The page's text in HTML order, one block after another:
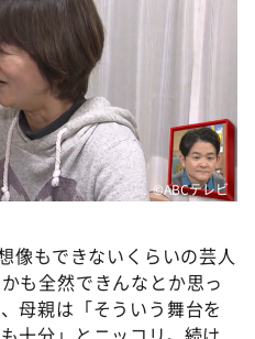
©ABCテレビ
像もできないくらいの芸人
も全然できんなとか思っ
母親は「そういう舞台を